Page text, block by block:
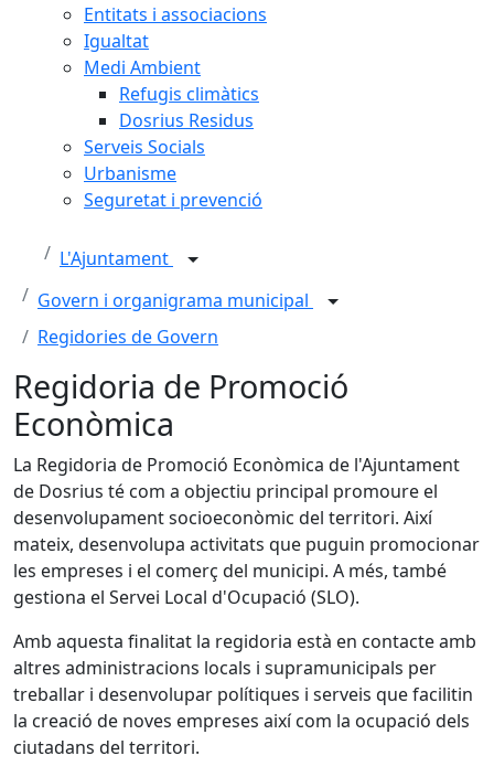
Entitats i associacions
Igualtat
Medi Ambient
Refugis climàtics
Dosrius Residus
Serveis Socials
Urbanisme
Seguretat i prevenció
L'Ajuntament
Govern i organigrama municipal
Regidories de Govern
Regidoria de Promoció
Econòmica
La Regidoria de Promoció Econòmica de l'Ajuntament
de Dosrius té com a objectiu principal promoure el
desenvolupament socioeconòmic del territori. Així
mateix, desenvolupa activitats que puguin promocionar
les empreses i el comerç del municipi. A més, també
gestiona el Servei Local d'Ocupació (SLO).
Amb aquesta finalitat la regidoria està en contacte amb
altres administracions locals i supramunicipals per
treballar i desenvolupar polítiques i serveis que facilitin
la creació de noves empreses així com la ocupació dels
ciutadans del territori.